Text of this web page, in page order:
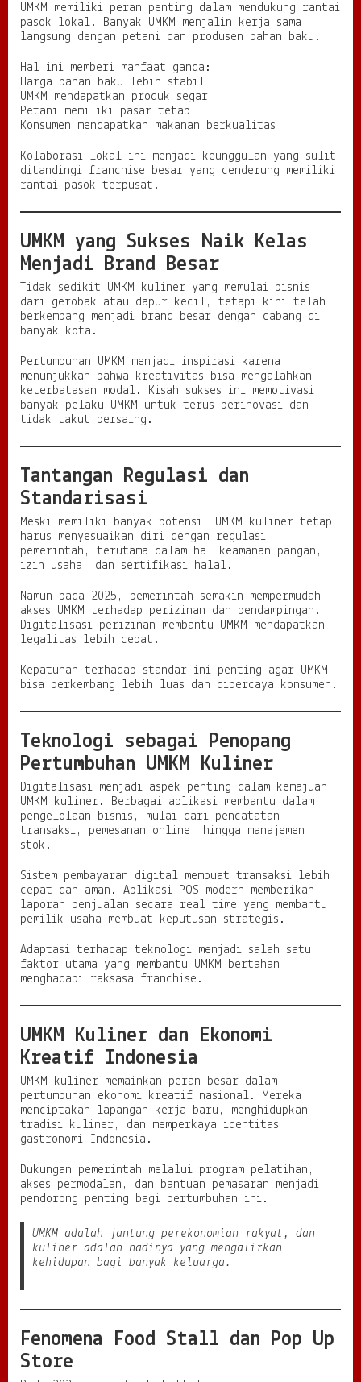
UMKM memiliki peran penting dalam mendukung rantai
pasok lokal. Banyak UMKM menjalin kerja sama
langsung dengan petani dan produsen bahan baku.
Hal ini memberi manfaat ganda:
Harga bahan baku lebih stabil
UMKM mendapatkan produk segar
Petani memiliki pasar tetap
Konsumen mendapatkan makanan berkualitas
Kolaborasi lokal ini menjadi keunggulan yang sulit
ditandingi franchise besar yang cenderung memiliki
rantai pasok terpusat.
UMKM yang Sukses Naik Kelas
Menjadi Brand Besar
Tidak sedikit UMKM kuliner yang memulai bisnis
dari gerobak atau dapur kecil, tetapi kini telah
berkembang menjadi brand besar dengan cabang di
banyak kota.
Pertumbuhan UMKM menjadi inspirasi karena
menunjukkan bahwa kreativitas bisa mengalahkan
keterbatasan modal. Kisah sukses ini memotivasi
banyak pelaku UMKM untuk terus berinovasi dan
tidak takut bersaing.
Tantangan Regulasi dan
Standarisasi
Meski memiliki banyak potensi, UMKM kuliner tetap
harus menyesuaikan diri dengan regulasi
pemerintah, terutama dalam hal keamanan pangan,
izin usaha, dan sertifikasi halal.
Namun pada 2025, pemerintah semakin mempermudah
akses UMKM terhadap perizinan dan pendampingan.
Digitalisasi perizinan membantu UMKM mendapatkan
legalitas lebih cepat.
Kepatuhan terhadap standar ini penting agar UMKM
bisa berkembang lebih luas dan dipercaya konsumen.
Teknologi sebagai Penopang
Pertumbuhan UMKM Kuliner
Digitalisasi menjadi aspek penting dalam kemajuan
UMKM kuliner. Berbagai aplikasi membantu dalam
pengelolaan bisnis, mulai dari pencatatan
transaksi, pemesanan online, hingga manajemen
stok.
Sistem pembayaran digital membuat transaksi lebih
cepat dan aman. Aplikasi POS modern memberikan
laporan penjualan secara real time yang membantu
pemilik usaha membuat keputusan strategis.
Adaptasi terhadap teknologi menjadi salah satu
faktor utama yang membantu UMKM bertahan
menghadapi raksasa franchise.
UMKM Kuliner dan Ekonomi
Kreatif Indonesia
UMKM kuliner memainkan peran besar dalam
pertumbuhan ekonomi kreatif nasional. Mereka
menciptakan lapangan kerja baru, menghidupkan
tradisi kuliner, dan memperkaya identitas
gastronomi Indonesia.
Dukungan pemerintah melalui program pelatihan,
akses permodalan, dan bantuan pemasaran menjadi
pendorong penting bagi pertumbuhan ini.
UMKM adalah jantung perekonomian rakyat, dan
kuliner adalah nadinya yang mengalirkan
kehidupan bagi banyak keluarga.
Fenomena Food Stall dan Pop Up
Store